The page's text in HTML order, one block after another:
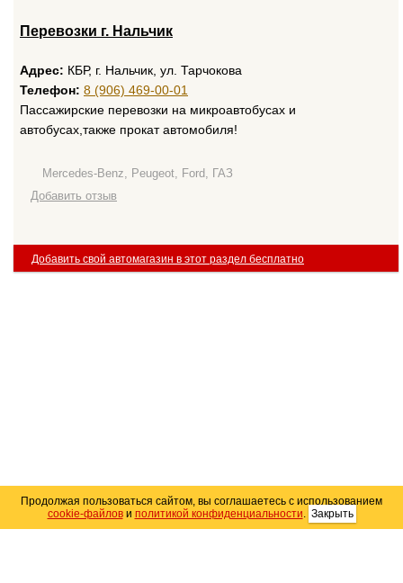
Перевозки г. Нальчик
Адрес: КБР, г. Нальчик, ул. Тарчокова
Телефон: 8 (906) 469-00-01
Пассажирские перевозки на микроавтобусах и
автобусах,также прокат автомобиля!
Mercedes-Benz, Peugeot, Ford, ГАЗ
Добавить отзыв
Добавить свой автомагазин в этот раздел бесплатно
Продолжая пользоваться сайтом, вы соглашаетесь с использованием
cookie-файлови политикой конфиденциальности. Закрыть